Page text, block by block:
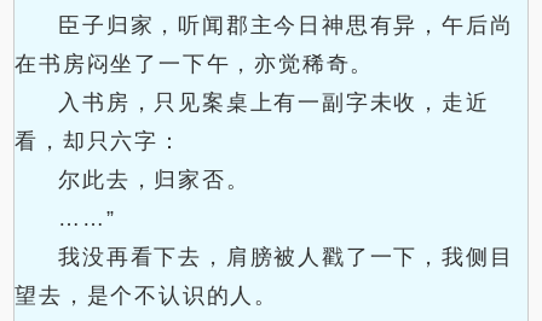
臣子归家，听闻郡主今日神思有异，午后尚
在书房闷坐了一下午，亦觉稀奇。
入书房，只见案桌上有一副字未收，走近
看，却只六字：
尔此去，归家否。
……”
我没再看下去，肩膀被人戳了一下，我侧目
望去，是个不认识的人。